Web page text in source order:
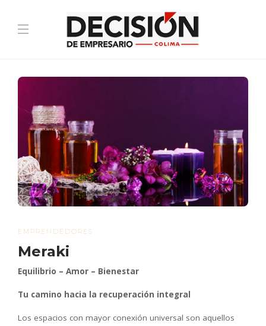
EMPRENDEDORES
Meraki
Equilibrio – Amor – Bienestar
Tu camino hacia la recuperación integral
Los espacios con mayor conexión universal son aquellos